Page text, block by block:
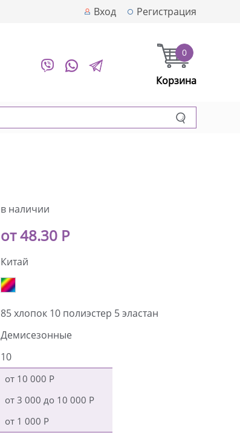
Вход Регистрация
0
Корзина
в наличии
от 48.30 Р
Китай
85 хлопок 10 полиэстер 5 эластан
Демисезонные
10
от 10 000 Р
от 3 000 до 10 000 Р
от 1 000 Р